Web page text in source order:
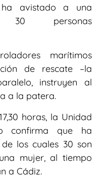
avistado a una
30 personas
marítimos
de rescate –la
instruyen al
a la patera.
horas, la Unidad
confirma que ha
los cuales 30 son
mujer, al tiempo
a Cádiz.